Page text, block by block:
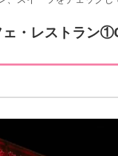
ェ・レストラン